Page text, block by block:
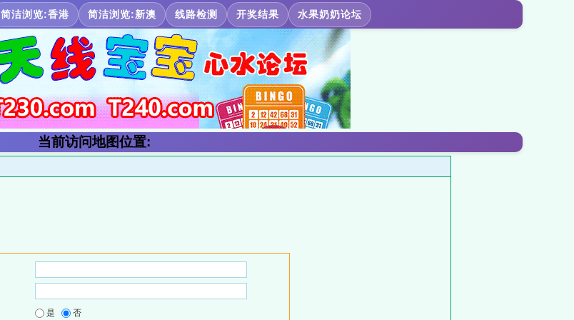
简洁浏览:香港 简洁浏览:新澳 线路检测 开奖结果 水果奶奶论坛
当前访问地图位置:
是 否